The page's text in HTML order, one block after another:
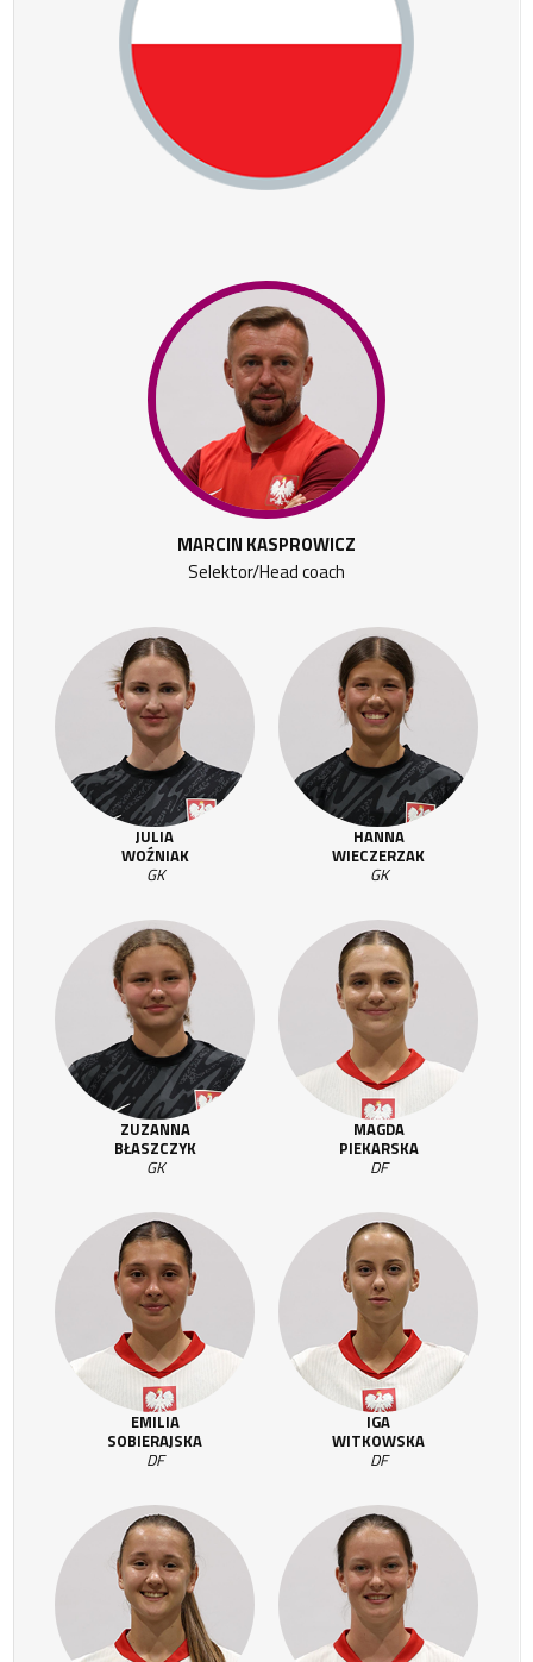
MARCIN KASPROWICZ
Selektor/Head coach
JULIA
WOŹNIAK
GK
HANNA
WIECZERZAK
GK
ZUZANNA
BŁASZCZYK
GK
MAGDA
PIEKARSKA
DF
EMILIA
SOBIERAJSKA
DF
IGA
WITKOWSKA
DF